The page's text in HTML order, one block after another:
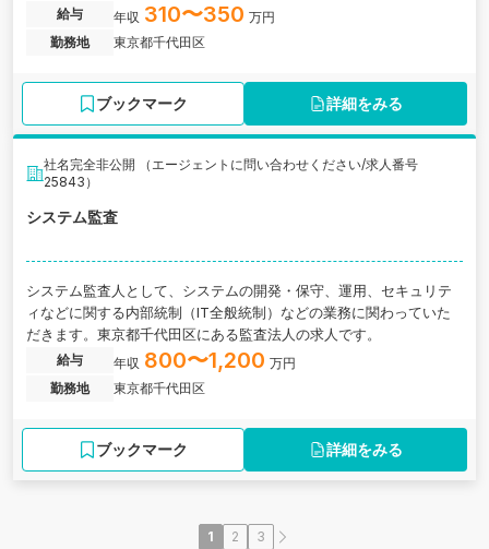
給与 年収 310〜350 万円
勤務地
東京都千代田区
ブックマーク 詳細をみる
社名完全非公開 （エージェントに問い合わせください/求人番号
25843）
システム監査
システム監査人として、システムの開発・保守、運用、セキュリテ
ィなどに関する内部統制（IT全般統制）などの業務に関わっていた
だきます。東京都千代田区にある監査法人の求人です。
給与 年収 800〜1,200 万円
勤務地
東京都千代田区
ブックマーク 詳細をみる
1 2 3